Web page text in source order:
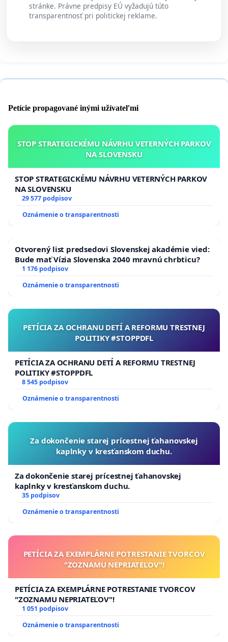
stránke. Právne predpisy EÚ vyžadujú túto
transparentnosť pri politickej reklame.
Petície propagované inými užívateľmi
STOP STRATEGICKÉMU NÁVRHU VETERNÝCH PARKOV
NA SLOVENSKU
STOP STRATEGICKÉMU NÁVRHU VETERNÝCH PARKOV
NA SLOVENSKU
29 577 podpisov
Oznámenie o transparentnosti
Otvorený list predsedovi Slovenskej akadémie vied:
Bude mať Vízia Slovenska 2040 mravnú chrbticu?
1 176 podpisov
Oznámenie o transparentnosti
PETÍCIA ZA OCHRANU DETÍ A REFORMU TRESTNEJ
POLITIKY #STOPPDFL
PETÍCIA ZA OCHRANU DETÍ A REFORMU TRESTNEJ
POLITIKY #STOPPDFL
8 545 podpisov
Oznámenie o transparentnosti
Za dokončenie starej prícestnej ťahanovskej
kaplnky v kresťanskom duchu.
Za dokončenie starej prícestnej ťahanovskej
kaplnky v kresťanskom duchu.
35 podpisov
Oznámenie o transparentnosti
PETÍCIA ZA EXEMPLÁRNE POTRESTANIE TVORCOV
"ZOZNAMU NEPRIATEĽOV"!
PETÍCIA ZA EXEMPLÁRNE POTRESTANIE TVORCOV
"ZOZNAMU NEPRIATEĽOV"!
1 051 podpisov
Oznámenie o transparentnosti